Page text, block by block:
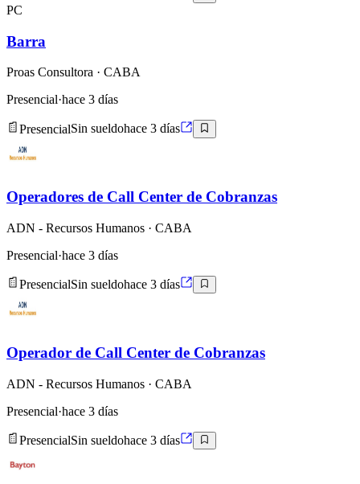
PC
Barra
Proas Consultora · CABA
Presencial·hace 3 días
PresencialSin sueldohace 3 días
Operadores de Call Center de Cobranzas
ADN - Recursos Humanos · CABA
Presencial·hace 3 días
PresencialSin sueldohace 3 días
Operador de Call Center de Cobranzas
ADN - Recursos Humanos · CABA
Presencial·hace 3 días
PresencialSin sueldohace 3 días